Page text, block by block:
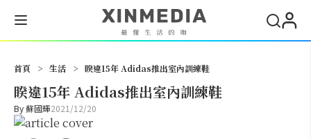
首頁 > 生活 > 睽違15年 Adidas推出室內訓練鞋
睽違15年 Adidas推出室內訓練鞋
By蘇國輝2021/12/20